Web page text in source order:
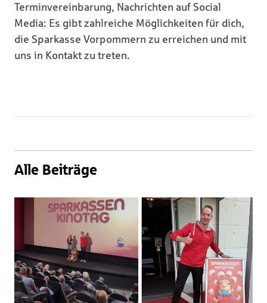
Terminvereinbarung, Nachrichten auf Social
Media: Es gibt zahlreiche Möglichkeiten für dich,
die Sparkasse Vorpommern zu erreichen und mit
uns in Kontakt zu treten.
Alle Beiträge